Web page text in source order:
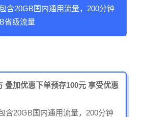
含20GB国内通用流量，200分钟
省级流量
叠加优惠下单预存100元 享受优惠
含20GB国内通用流量，200分钟